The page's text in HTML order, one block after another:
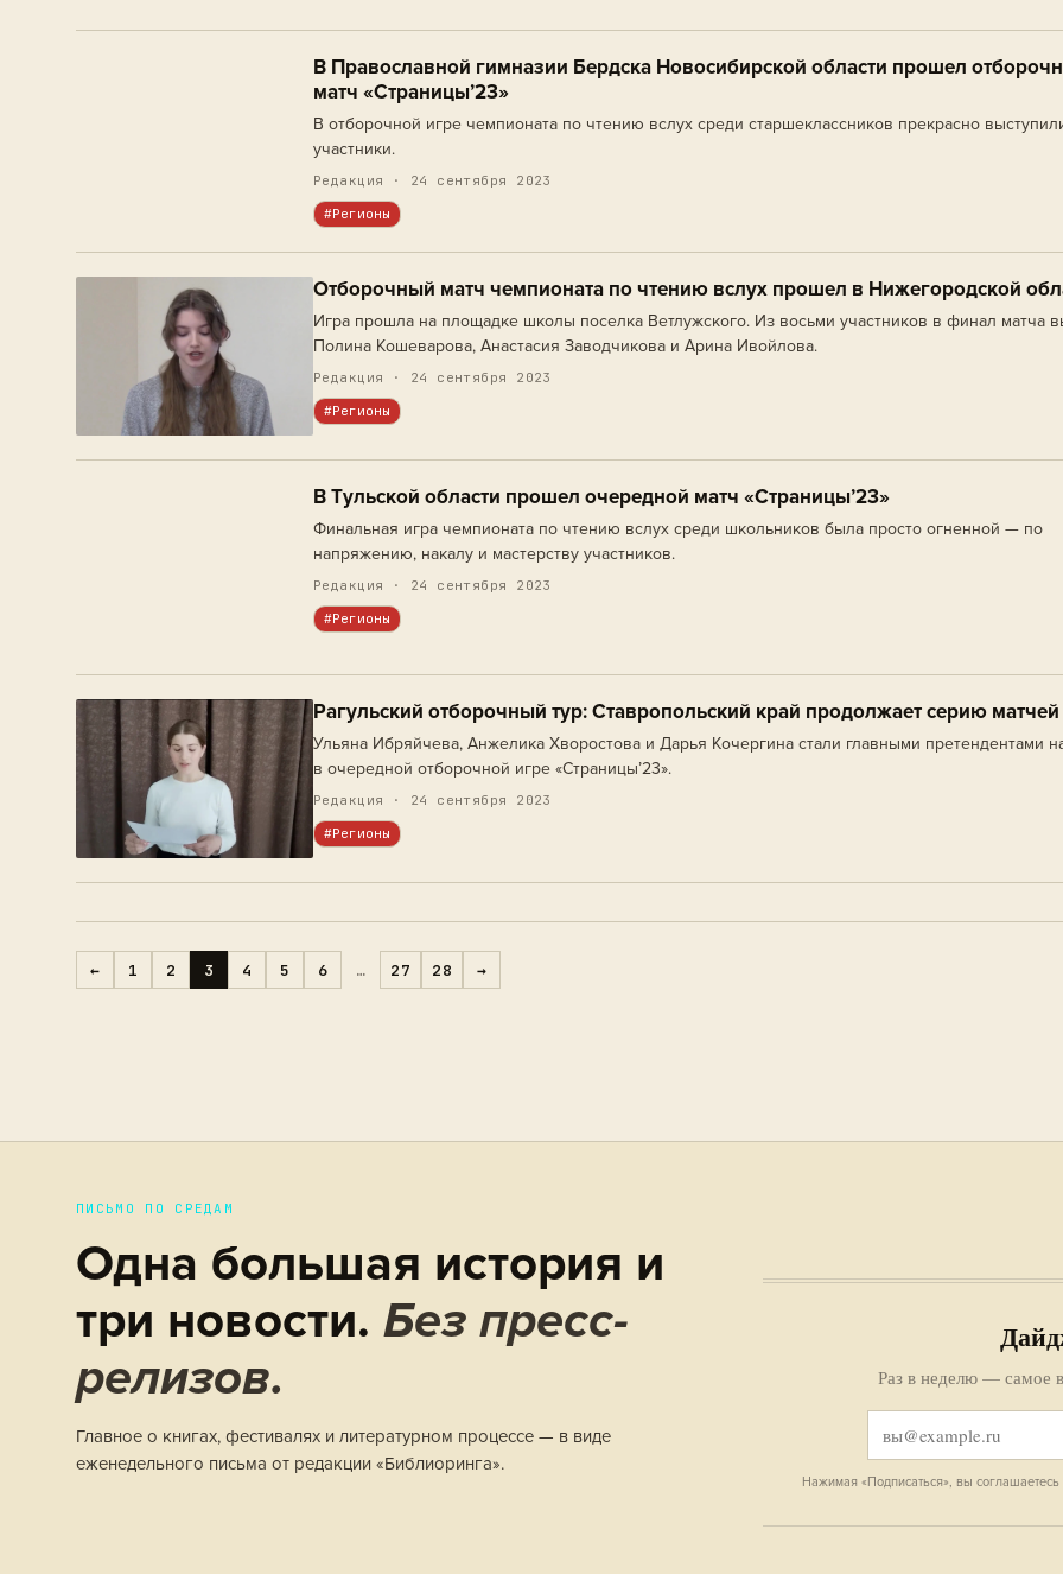
В Православной гимназии Бердска Новосибирской области прошел
матч «Страницы’23»
В отборочной игре чемпионата по чтению вслух среди старшеклассников прекрасно
участники.
Редакция · 24 сентября 2023
#Регионы
Отборочный матч чемпионата по чтению вслух прошел в Нижегородской
Игра прошла на площадке школы поселка Ветлужского. Из восьми участников в финал матча
Полина Кошеварова, Анастасия Заводчикова и Арина Ивойлова.
Редакция · 24 сентября 2023
#Регионы
В Тульской области прошел очередной матч «Страницы’23»
Финальная игра чемпионата по чтению вслух среди школьников была просто огненной — по
напряжению, накалу и мастерству участников.
Редакция · 24 сентября 2023
#Регионы
Рагульский отборочный тур: Ставропольский край продолжает серию матчей
Ульяна Ибряйчева, Анжелика Хворостова и Дарья Кочергина стали главными претендентами
в очередной отборочной игре «Страницы’23».
Редакция · 24 сентября 2023
#Регионы
← 1 2 3 4 5 6 … 27 28 →
ПИСЬМО ПО СРЕДАМ
Одна большая история и
три новости. Без пресс-
релизов.
Главное о книгах, фестивалях и литературном процессе — в виде
еженедельного письма от редакции «Библиоринга».
Раз в неделю — самое
Нажимая «Подписаться», вы соглашаетесь